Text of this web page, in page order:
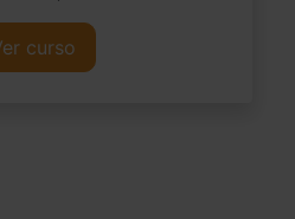
curso